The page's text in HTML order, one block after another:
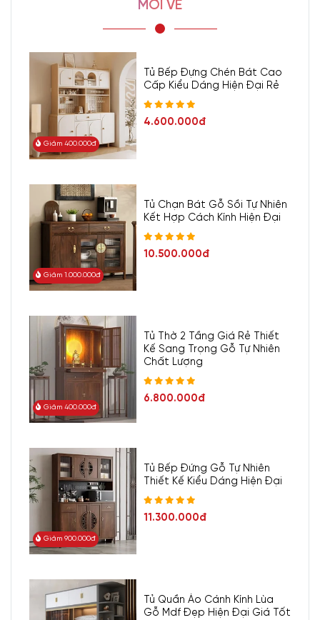
MỚI VỀ
Giảm 400.000đ
Tủ Bếp Đựng Chén Bát Cao
Cấp Kiểu Dáng Hiện Đại Rẻ
4.600.000đ
Giảm 1.000.000đ
Tủ Chạn Bát Gỗ Sồi Tự Nhiên
Kết Hợp Cách Kính Hiện Đại
10.500.000đ
Giảm 400.000đ
Tủ Thờ 2 Tầng Giá Rẻ Thiết
Kế Sang Trọng Gỗ Tự Nhiên
Chất Lượng
6.800.000đ
Giảm 900.000đ
Tủ Bếp Đứng Gỗ Tự Nhiên
Thiết Kế Kiểu Dáng Hiện Đại
11.300.000đ
Tủ Quần Áo Cánh Kính Lùa
Gỗ Mdf Đẹp Hiện Đại Giá Tốt